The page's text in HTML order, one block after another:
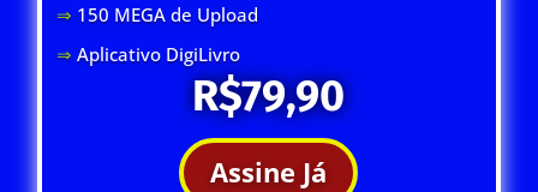
⇒ 150 MEGA de Upload
⇒Aplicativo DigiLivro
R$79,90
Assine Já